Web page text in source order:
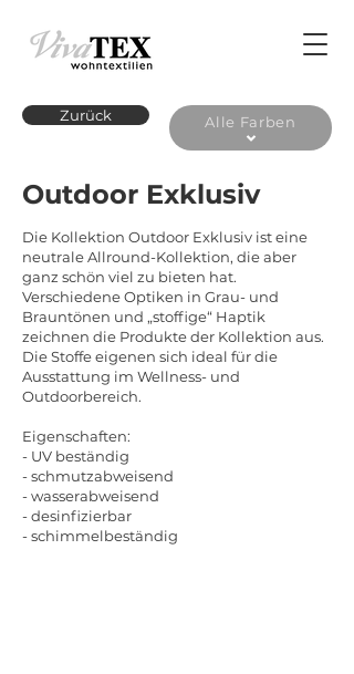
Zurück Alle Farben
Outdoor Exklusiv
Die Kollektion Outdoor Exklusiv ist eine
neutrale Allround-Kollektion, die aber
ganz schön viel zu bieten hat.
Verschiedene Optiken in Grau- und
Brauntönen und „stoffige“ Haptik
zeichnen die Produkte der Kollektion aus.
Die Stoffe eigenen sich ideal für die
Ausstattung im Wellness- und
Outdoorbereich.
Eigenschaften:
- UV beständig
- schmutzabweisend
- wasserabweisend
- desinfizierbar
- schimmelbeständig